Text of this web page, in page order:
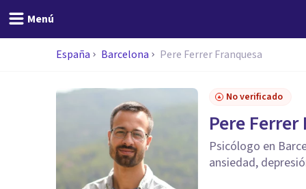
Menú
España Barcelona Pere Ferrer Franquesa
No verificado
Pere Ferrer
Psicólogo en
ansiedad,